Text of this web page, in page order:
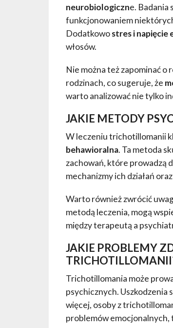
neurobiologiczne. Badania
funkcjonowaniem
Dodatkowostres i napięcie
włosów.
Nie można też zapominać
rodzinach, co sugeruje, że
warto analizować nie tylko
JAKIE METODY
W leczeniu trichotillomanii
behawioralna. Ta metoda
zachowań, które prowadzą
mechanizmy ich działań
Warto również zwrócić
metodą leczenia, mogą
między terapeutą a
JAKIE PROBLEMY
Trichotillomania może
psychicznych. Uszkodzenia
więcej, osoby z
problemów emocjonalnych,